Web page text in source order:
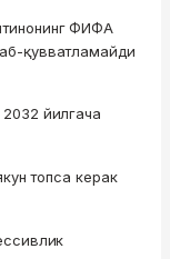
ФИФА
қувватламайди
йилгача
топса керак